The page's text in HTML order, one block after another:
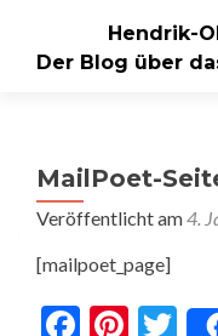
Hendrik-
Der Blog über
MailPoet-
Veröffentlicht am4.
[mailpoet_page]